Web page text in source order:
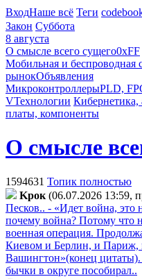
ВходНаше всё Теги
Закон Суббота
8 августа
О смысле всего сущего0xFF
Мобильная и беспроводная
рынокОбъявления
МикроконтроллерыPLD,
VТехнологии Кибернетика,
платы, компоненты
О смысле
1594631 Топик полностью
Kpoк (06.07.2026 13:59,
Песков.. - «Идет война, это
почему война? Потому что
военная операция.
Киевом и Берлин, и Париж,
Вашингтон»(конец
бычки в округе пособирал..